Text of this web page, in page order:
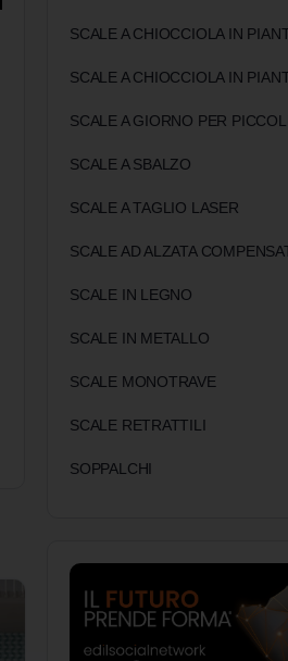
SCALE A CHIOCCIOLA IN
SCALE A CHIOCCIOLA IN
SCALE A GIORNO PER
SCALE A SBALZO
SCALE A TAGLIO LASER
SCALE AD ALZATA
SCALE IN LEGNO
SCALE IN METALLO
SCALE MONOTRAVE
SCALE RETRATTILI
SOPPALCHI